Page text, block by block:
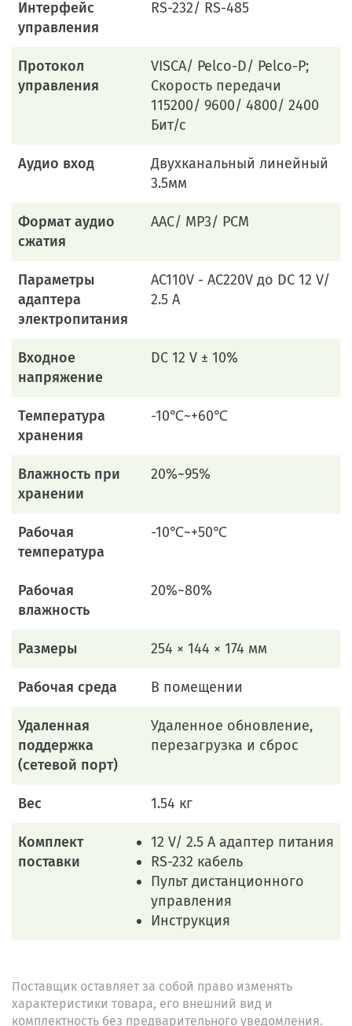
Интерфейс
управления
RS-232/ RS-485
Протокол
управления
VISCA/ Pelco-D/ Pelco-P;
Скорость передачи
115200/ 9600/ 4800/ 2400
Бит/с
Аудио вход
Двухканальный линейный
3.5мм
Формат аудио
сжатия
AAC/ MP3/ PCM
Параметры
адаптера
электропитания
AC110V - AC220V до DC 12 V/
2.5 A
Входное
напряжение
DC 12 V ± 10%
Температура
хранения
-10℃~+60℃
Влажность при
хранении
20%~95%
Рабочая
температура
-10℃~+50℃
Рабочая
влажность
20%~80%
Размеры 254 × 144 × 174 мм
Рабочая среда В помещении
Удаленная
поддержка
(сетевой порт)
Удаленное обновление,
перезагрузка и сброс
Вес 1.54 кг
Комплект
поставки
12 V/ 2.5 A адаптер питания
RS-232 кабель
Пульт дистанционного
управления
Инструкция
Поставщик оставляет за собой право изменять
характеристики товара, его внешний вид и
комплектность без предварительного уведомления.